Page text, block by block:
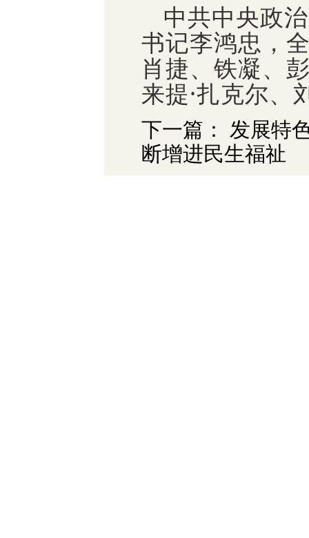
中共中央政
书记李鸿忠，
肖捷、铁凝、
来提·扎克尔、
下一篇： 发展特
断增进民生福祉